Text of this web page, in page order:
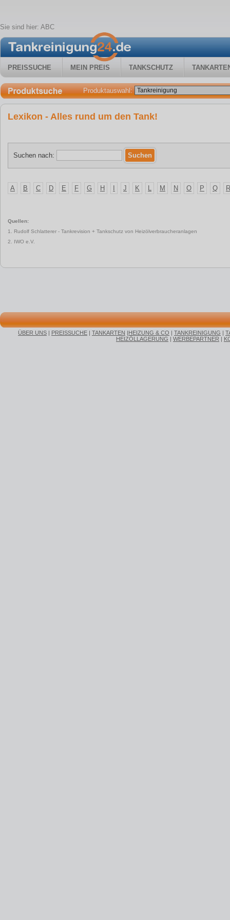
Sie sind hier: ABC
PREISSUCHE MEIN PREIS TANKSCHUTZ
Produktauswahl:
Lexikon - Alles rund um den Tank!
Suchen nach:
A B C D E F G H J K L M N O P Q R
Quellen:
1. Rudolf Schlatterer - Tankrevision + Tankschutz von Heizölverbraucheranlagen
2. IWO e.V.
ÜBER UNS | PREISSUCHE | TANKARTEN |HEIZUNG & CO | TANKREINIGUNG |
HEIZÖLLAGERUNG | WERBEPARTNER |